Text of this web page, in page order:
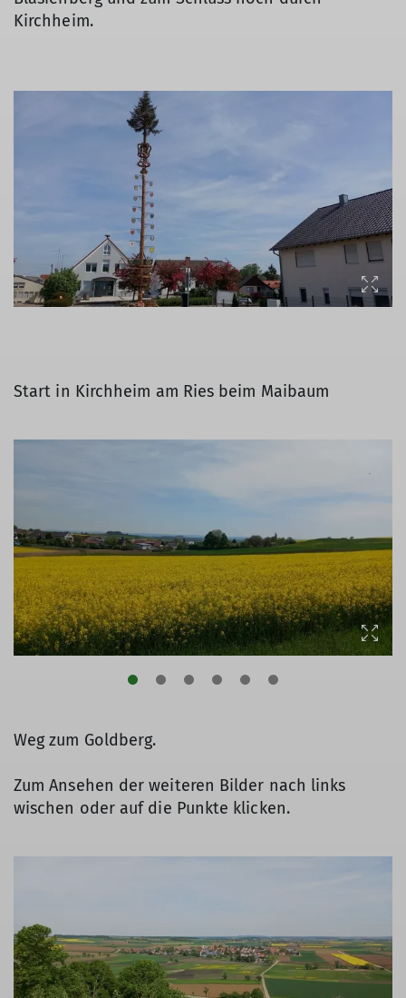
Kirchheim.
Start in Kirchheim am Ries beim Maibaum
Weg zum Goldberg.
Zum Ansehen der weiteren Bilder nach links
wischen oder auf die Punkte klicken.